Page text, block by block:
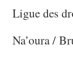
Ligue des
Na’oura /